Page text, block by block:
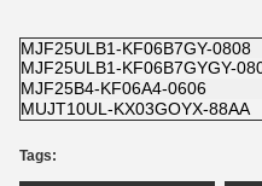
MJF25ULB1-KF06B7GY-0808
MJF25ULB1-KF06B7GYGY-
MJF25B4-KF06A4-0606
MUJT10UL-KX03GOYX-88AA
Tags: